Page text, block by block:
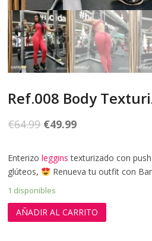
Ref.008 Body
€64.99 €49.99
Enterizoleggins texturizado con
glúteos,
Renueva tu outfit con
1 disponibles
AÑADIR AL CARRITO